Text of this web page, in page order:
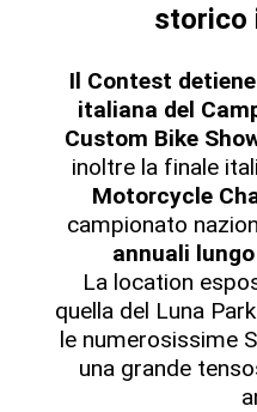
storico
Il Contest
italiana del
Custom Bike
inoltre la finale
Motorcycle
campionato
annuali
La location
quella del Luna
le numerosissime
una grande